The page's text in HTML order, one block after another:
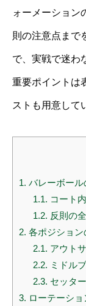
ォーメーション
則の注意点まで
で、実戦で迷わ
重要ポイントは
ストも用意して
1. バレーボール
1.1. コート
1.2. 反則の
2. 各ポジショ
2.1. アウト
2.2. ミドル
2.3. セッタ
3. ローテーシ